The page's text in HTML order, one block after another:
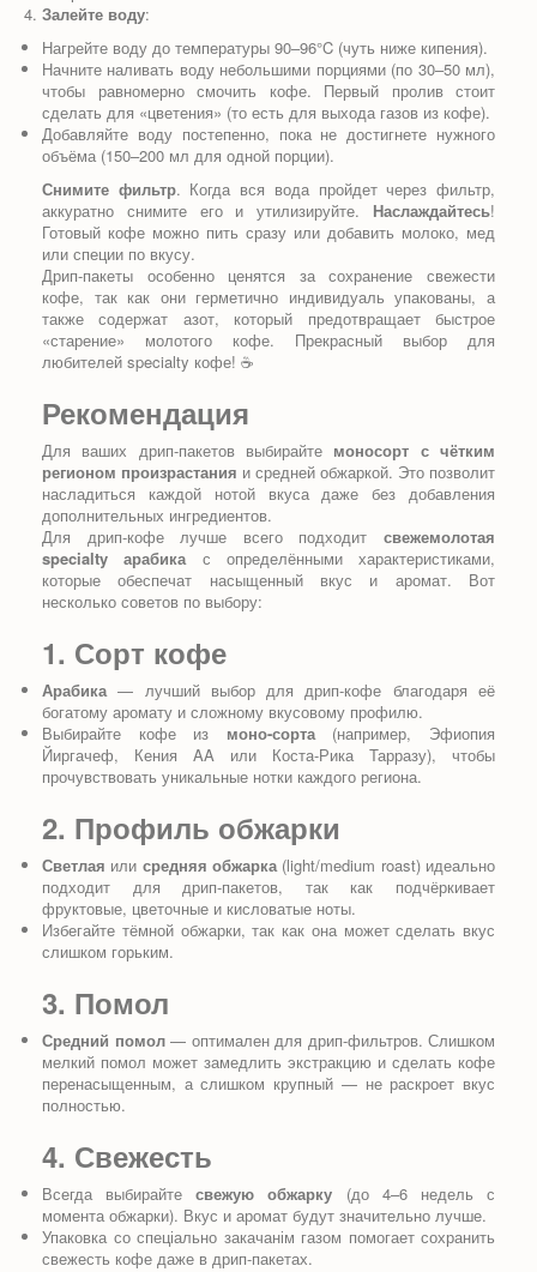
Залейте воду:
Нагрейте воду до температуры 90–96°C (чуть ниже кипения).
Начните наливать воду небольшими порциями (по 30–50 мл),
чтобы равномерно смочить кофе. Первый пролив стоит
сделать для «цветения» (то есть для выхода газов из кофе).
Добавляйте воду постепенно, пока не достигнете нужного
объёма (150–200 мл для одной порции).
Снимите фильтр. Когда вся вода пройдет через фильтр,
аккуратно снимите его и утилизируйте.
Наслаждайтесь!
Готовый кофе можно пить сразу или добавить молоко, мед
или специи по вкусу.
Дрип-пакеты особенно ценятся за сохранение свежести
кофе, так как они герметично индивидуаль упакованы, а
также содержат азот, который предотвращает быстрое
«старение» молотого кофе. Прекрасный выбор для
любителей specialty кофе! ☕
Рекомендация
Для ваших дрип-пакетов выбирайте моносорт с чётким
регионом произрастания и средней обжаркой. Это позволит
насладиться каждой нотой вкуса даже без добавления
дополнительных ингредиентов.
Для дрип-кофе лучше всего подходит свежемолотая
specialty арабикас определёнными характеристиками,
которые обеспечат насыщенный вкус и аромат. Вот
несколько советов по выбору:
1. Сорт кофе
Арабика— лучший выбор для дрип-кофе благодаря её
богатому аромату и сложному вкусовому профилю.
Выбирайте кофе из моно-сорта(например, Эфиопия
Йиргачеф, Кения AA или Коста-Рика Тарразу), чтобы
прочувствовать уникальные нотки каждого региона.
2. Профиль обжарки
Светлая или средняя обжарка(light/medium roast) идеально
подходит для дрип-пакетов, так как подчёркивает
фруктовые, цветочные и кисловатые ноты.
Избегайте тёмной обжарки, так как она может сделать вкус
слишком горьким.
3. Помол
Средний помол— оптимален для дрип-фильтров. Слишком
мелкий помол может замедлить экстракцию и сделать кофе
перенасыщенным, а слишком крупный — не раскроет вкус
полностью.
4. Свежесть
Всегда выбирайтесвежую обжарку (до 4–6 недель с
момента обжарки). Вкус и аромат будут значительно лучше.
Упаковка со спеціально закачанім газом помогает сохранить
свежесть кофе даже в дрип-пакетах.